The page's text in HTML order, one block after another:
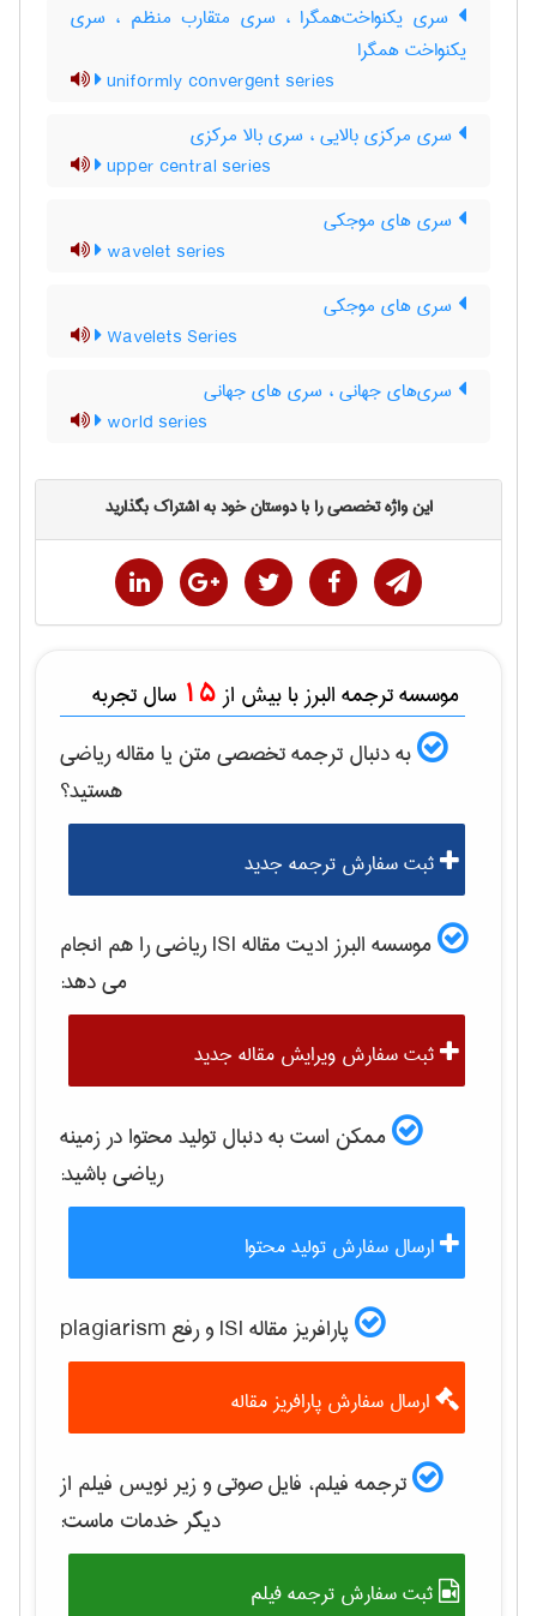
سری یکنواخت‌همگرا ، سری متقارب منظم ، سری
یکنواخت همگرا
uniformly convergent series
سری مرکزی بالایی ، سری بالا مرکزی
upper central series
سری های موجکی
wavelet series
سری های موجکی
Wavelets Series
سری‌های جهانی ، سری های جهانی
world series
این واژه تخصصی را با دوستان خود به اشتراک بگذارید
موسسه ترجمه البرز با بیش از 15 سال تجربه
به دنبال ترجمه تخصصی متن یا مقالهرياضی
هستید؟
ثبت سفارش ترجمه جدید
موسسه البرز ادیت مقاله ISI رياضیرا هم انجام
می دهد:
ثبت سفارش ویرایش مقاله جدید
ممکن است به دنبال تولید محتوا در زمینه
رياضیباشید:
ارسال سفارش تولید محتوا
پارافریز مقاله ISI و رفع plagiarism
ارسال سفارش پارافریز مقاله
ترجمه فیلم، فایل صوتی و زیر نویس فیلم از
دیگر خدمات ماست:
ثبت سفارش ترجمه فیلم